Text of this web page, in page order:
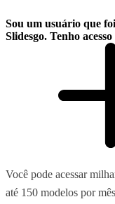
Sou um usuário que
Slidesgo. Tenho
Você pode acessar
até 150 modelos por